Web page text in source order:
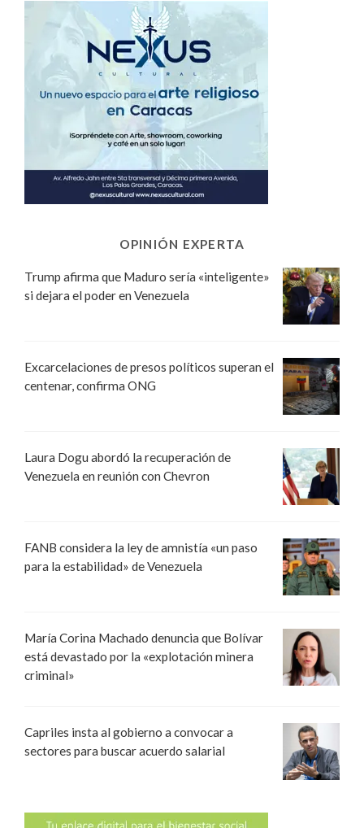
OPINIÓN EXPERTA
Trump afirma que Maduro sería «inteligente»
si dejara el poder en Venezuela
Excarcelaciones de presos políticos superan el
centenar, confirma ONG
Laura Dogu abordó la recuperación de
Venezuela en reunión con Chevron
FANB considera la ley de amnistía «un paso
para la estabilidad» de Venezuela
María Corina Machado denuncia que Bolívar
está devastado por la «explotación minera
criminal»
Capriles insta al gobierno a convocar a
sectores para buscar acuerdo salarial